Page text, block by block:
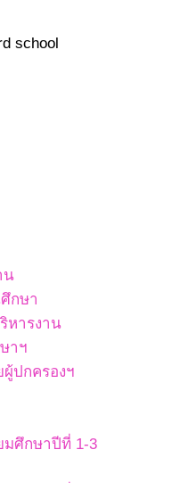
school
น
กษา
หารงาน
าฯ
ปกครองฯ
มศึกษาปีที่ 1-3